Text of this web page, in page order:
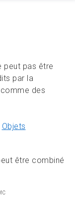
peut pas être
par la
des
Objets
être combiné